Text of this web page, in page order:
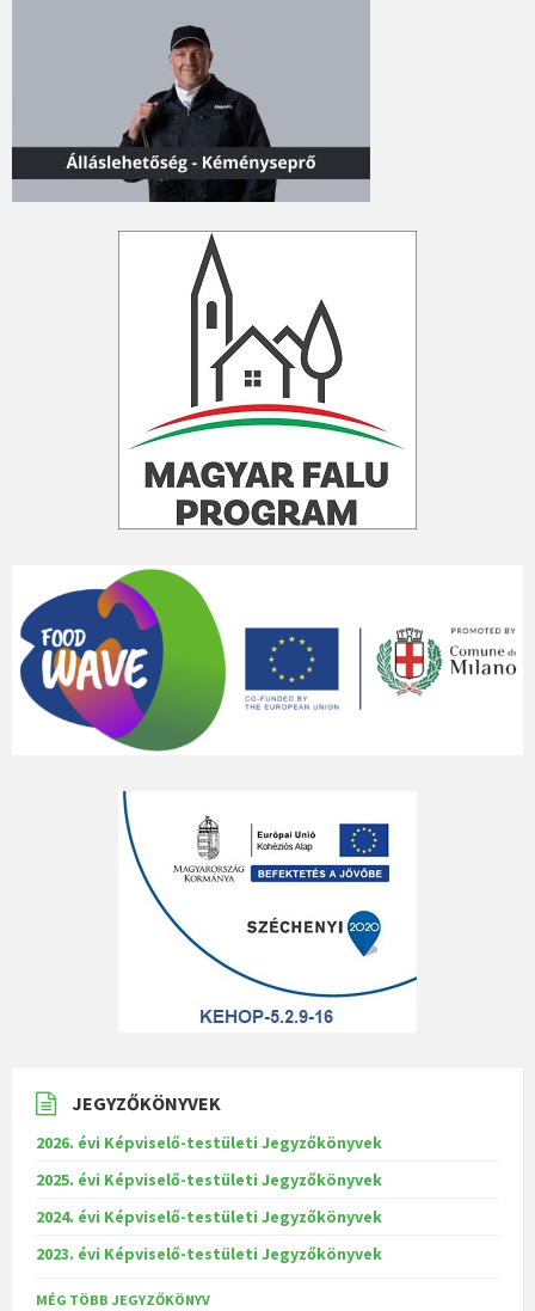
JEGYZŐKÖNYVEK
2026. évi Képviselő-testületi Jegyzőkönyvek
2025. évi Képviselő-testületi Jegyzőkönyvek
2024. évi Képviselő-testületi Jegyzőkönyvek
2023. évi Képviselő-testületi Jegyzőkönyvek
MÉG TÖBB JEGYZŐKÖNYV